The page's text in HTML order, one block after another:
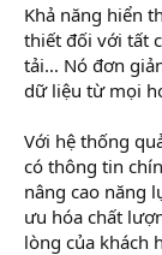
Khả năng hiển
thiết đối với tất
tải... Nó đơn
dữ liệu từ mọi
Với hệ thống
có thông tin
nâng cao năng
ưu hóa chất
lòng của khách